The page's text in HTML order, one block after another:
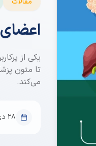
یکی از
تا متون
می‌کند.
۲۸ دی ۱۴۰۴